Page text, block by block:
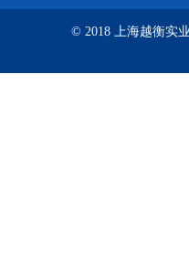
© 2018 上海越衡实